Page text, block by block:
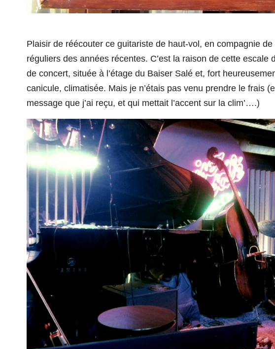
Plaisir de réécouter ce guitariste de haut-vol, en compagnie
réguliers des années récentes. C’est la raison de cette escale
de concert, située à l’étage du Baiser Salé et, fort
canicule, climatisée. Mais je n’étais pas venu prendre le frais
message que j’ai reçu, et qui mettait l’accent sur la clim’….)